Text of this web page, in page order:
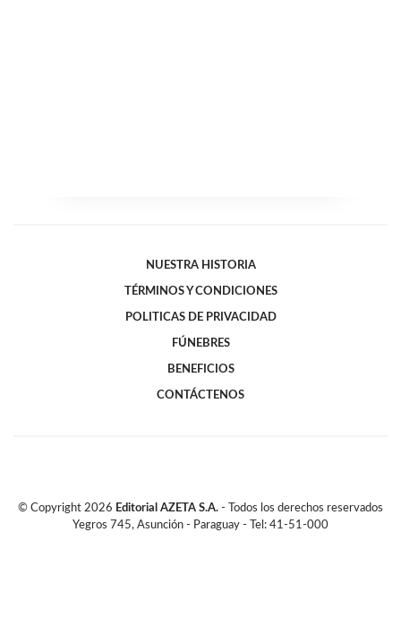
NUESTRA HISTORIA
TÉRMINOS Y CONDICIONES
POLITICAS DE PRIVACIDAD
FÚNEBRES
BENEFICIOS
CONTÁCTENOS
© Copyright 2026 Editorial AZETA S.A. - Todos los derechos reservados
Yegros 745, Asunción - Paraguay - Tel: 41-51-000